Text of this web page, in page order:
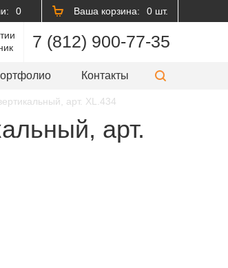
0 Ваша корзина: 0 шт.
7 (812) 900-77-35
Контакты
арт. XL.434
арт.